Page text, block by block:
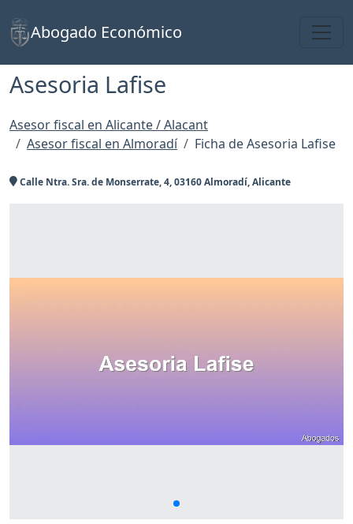
Abogado Económico
Asesoria Lafise
Asesor fiscal en Alicante / Alacant
Asesor fiscal en Almoradí
Ficha de Asesoria Lafise
Calle Ntra. Sra. de Monserrate, 4, 03160 Almoradí, Alicante